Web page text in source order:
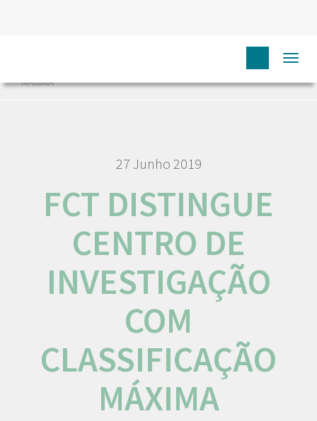
FCT DISTINGUE CENTRO DE INVESTIGAÇÃO COM CLASSIFICAÇÃO
MÁXIMA
27 Junho 2019
FCT DISTINGUE
CENTRO DE
INVESTIGAÇÃO
COM
CLASSIFICAÇÃO
MÁXIMA